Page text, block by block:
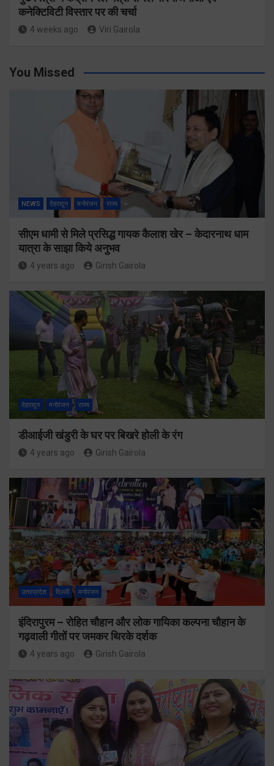
कनेक्टिविटी विस्तार पर की चर्चा
4 weeks ago Viri Gairola
You Missed
NEWS देहरादून मनोरंजन राज्य
सीएम धामी से मिले प्रसिद्ध गायक कैलाश खेर – केदारनाथ धाम
यात्रा के साझा किये अनुभव
4 years ago Girish Gairola
देहरादून मनोरंजन राज्य
डीआईजी खंडुरी के घर पर बिखरे होली के रंग
4 years ago Girish Gairola
उत्तरप्रदेश दिल्ली मनोरंजन
इंदिरापुरम – रोहित चौहान और लोक गायिका कल्पना चौहान के
गढ़वाली गीतों पर जमकर थिरके दर्शक
4 years ago Girish Gairola